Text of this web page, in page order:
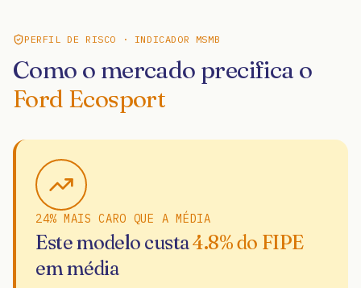
PERFIL DE RISCO · INDICADOR MSMB
Como o mercado precifica o
Ford Ecosport
24% MAIS CARO QUE A MÉDIA
Este modelo custa4.8% do FIPE
em média